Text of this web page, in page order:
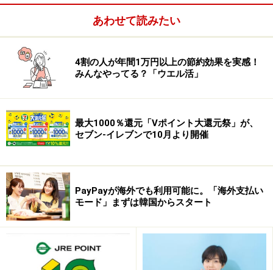
ウエル活で4割が「年間1万円以上節約効果
を実感」
一方で、WAON POINTを用いてウエル活を利用している
ユーザーの86％が、年間の節約額について回答してお
でも、40％の人は年間1万円以上の効果を感じていると
回答しています（「年間5万円以上」「年間3万～5万円
未満」「年間1万～3万円未満」の合算）。
あわせて読みたい
4割の人が年間1万円以上の節約効果を実感！
みんなやってる？「ウエル活」
最大1000％還元「Vポイント大還元祭」が、
セブン-イレブンで10月より開催
PayPayが海外でも利用可能に。「海外支払い
モード」まずは韓国からスタート